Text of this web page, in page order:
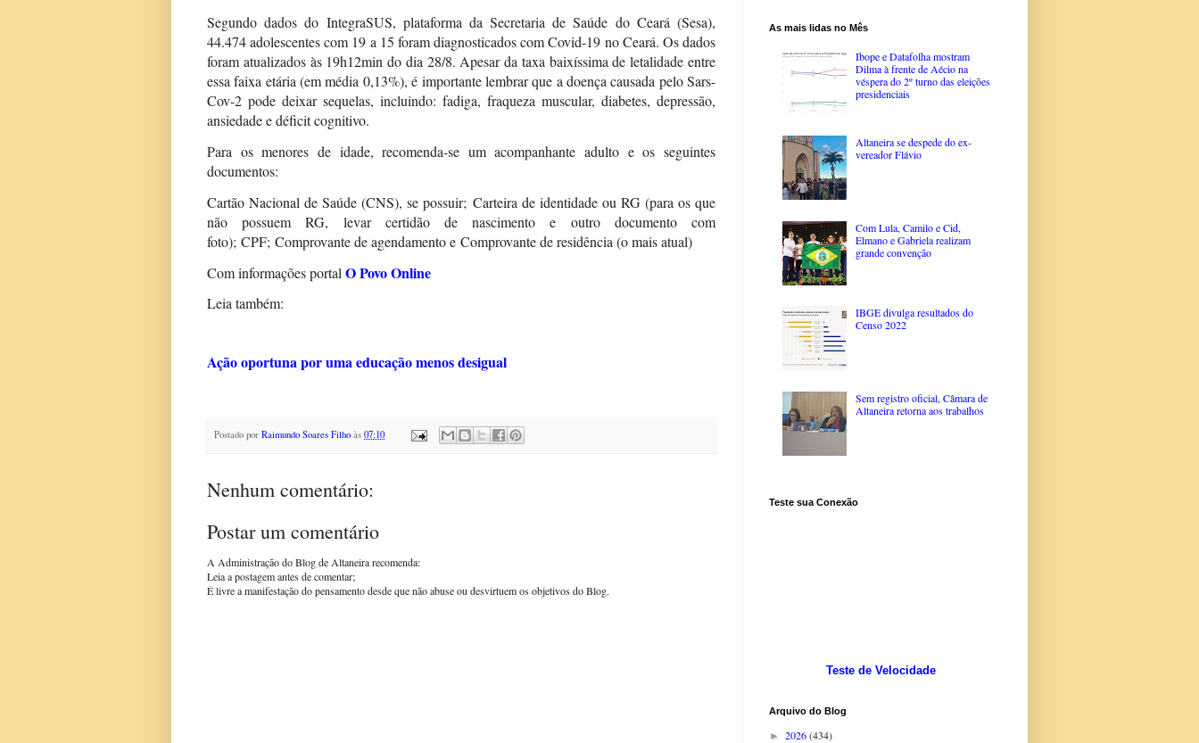
Segundo dados do IntegraSUS, plataforma da Secretaria de Saúde do Ceará (Sesa),
44.474 adolescentes com 19 a 15 foram diagnosticados com Covid-19 no Ceará. Os dados
foram atualizados às 19h12min do dia 28/8. Apesar da taxa baixíssima de letalidade entre
essa faixa etária (em média 0,13%), é importante lembrar que a doença causada pelo Sars-
Cov-2 pode deixar sequelas, incluindo: fadiga, fraqueza muscular, diabetes, depressão,
ansiedade e déficit cognitivo.
Para os menores de idade, recomenda-se um acompanhante adulto e os seguintes
documentos:
Cartão Nacional de Saúde (CNS), se possuir; Carteira de identidade ou RG (para os que
não possuem RG, levar certidão de nascimento e outro documento com
foto); CPF; Comprovante de agendamento e Comprovante de residência (o mais atual)
Com informações portalO Povo Online
Leia também:
Ação oportuna por uma educação menos desigual
Postado por Raimundo Soares Filho às 07:10
Nenhum comentário:
Postar um comentário
A Administração do Blog de Altaneira recomenda:
Leia a postagem antes de comentar;
É livre a manifestação do pensamento desde que não abuse ou desvirtuem os objetivos do Blog.
As mais lidas no Mês
Ibope e Datafolha mostram
Dilma à frente de Aécio na
véspera do 2º turno das eleições
presidenciais
Altaneira se despede do ex-
vereador Flávio
Com Lula, Camilo e Cid,
Elmano e Gabriela realizam
grande convenção
IBGE divulga resultados do
Censo 2022
Sem registro oficial, Câmara de
Altaneira retorna aos trabalhos
Teste sua Conexão
Teste de Velocidade
Arquivo do Blog
► 2026(434)